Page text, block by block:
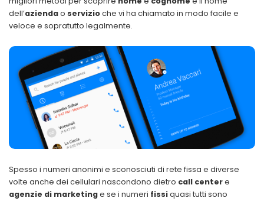
dell’aziendao servizioche vi ha chiamato in modo facile e
veloce e sopratutto legalmente.
Spesso i numeri anonimi e sconosciuti di rete fissa e diverse
volte anche dei cellulari nascondono dietro call centere
agenzie di marketinge se i numeri fissiquasi tutti sono